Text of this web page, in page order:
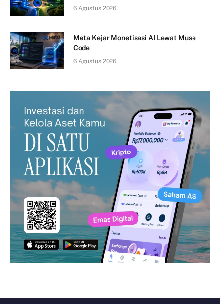
6 Agustus 2026
Meta Kejar Monetisasi AI Lewat Muse
Code
6 Agustus 2026